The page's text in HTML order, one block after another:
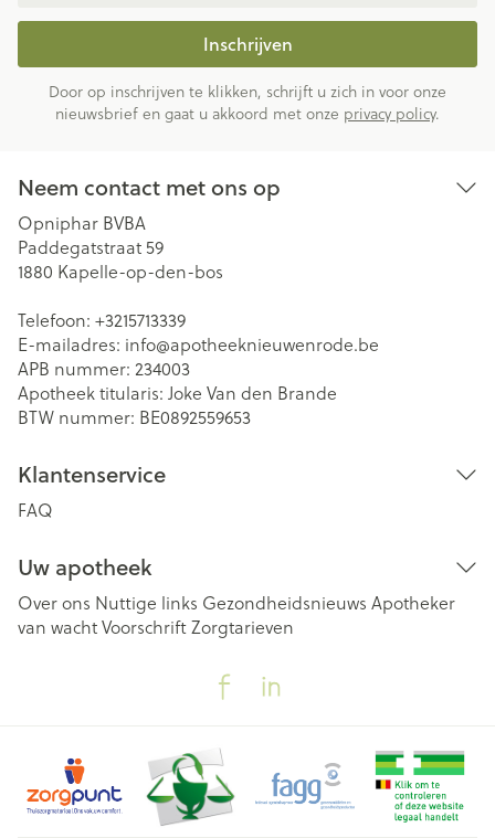
Inschrijven
Door op inschrijven te klikken, schrijft u zich in voor onze
nieuwsbrief en gaat u akkoord met onze privacy policy.
Neem contact met ons op
Opniphar BVBA
Paddegatstraat 59
1880 Kapelle-op-den-bos
Telefoon: +3215713339
E-mailadres: info@apotheeknieuwenrode.be
APB nummer: 234003
Apotheek titularis: Joke Van den Brande
BTW nummer: BE0892559653
Klantenservice
FAQ
Uw apotheek
Over ons Nuttige links Gezondheidsnieuws Apotheker
van wachtVoorschriftZorgtarieven